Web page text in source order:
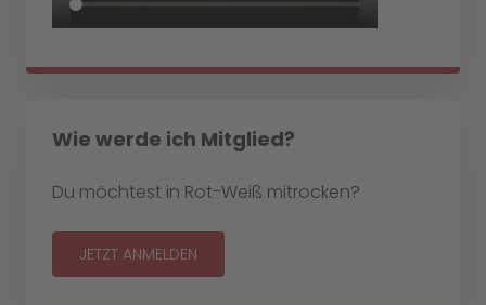
Wie werde ich Mitglied?
Du möchtest in Rot-Weiß mitrocken?
JETZT ANMELDEN